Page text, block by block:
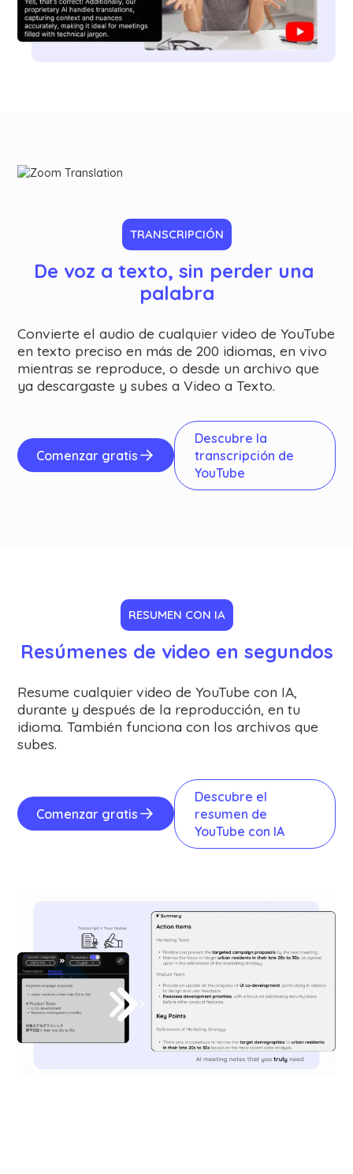
TRANSCRIPCIÓN
De voz a texto, sin perder una
palabra
Convierte el audio de cualquier video de YouTube
en texto preciso en más de 200 idiomas, en vivo
mientras se reproduce, o desde un archivo que
ya descargaste y subes a Video a Texto.
Comenzar gratis
Descubre la
transcripción de
YouTube
RESUMEN CON IA
Resúmenes de video en segundos
Resume cualquier video de YouTube con IA,
durante y después de la reproducción, en tu
idioma. También funciona con los archivos que
subes.
Comenzar gratis
Descubre el
resumen de
YouTube con IA